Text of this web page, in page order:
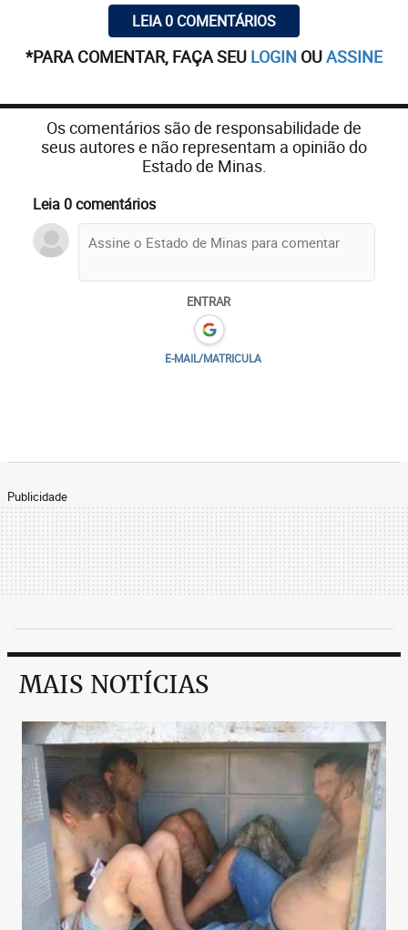
LEIA 0 COMENTÁRIOS
*PARA COMENTAR, FAÇA SEU LOGIN OUASSINE
Os comentários são de responsabilidade de
seus autores e não representam a opinião do
Estado de Minas.
Leia 0 comentários
ENTRAR
E-MAIL/MATRICULA
Publicidade
MAIS NOTÍCIAS